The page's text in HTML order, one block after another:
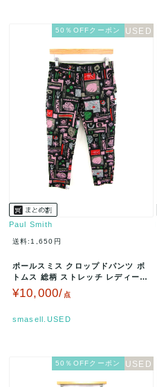
50％OFFクーポン
Paul Smith
送料:1,650円
ポールスミス クロップドパンツ ボ
トムス 総柄 ストレッチ レディース
40サイズ ブラック Pau…
¥10,000/ 点
smasell.USED
50％OFFクーポン